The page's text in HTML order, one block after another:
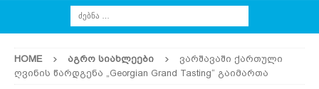
HOME ᲐᲒᲠᲝ ᲡᲘᲐᲮᲚᲔᲔᲑᲘ
ვარშავაში ქართული
ღვინის წარდგენა „Georgian Grand Tasting“ გაიმართა